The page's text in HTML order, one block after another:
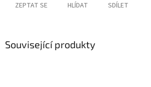
ZEPTAT SE HLÍDAT SDÍLET
Související produkty